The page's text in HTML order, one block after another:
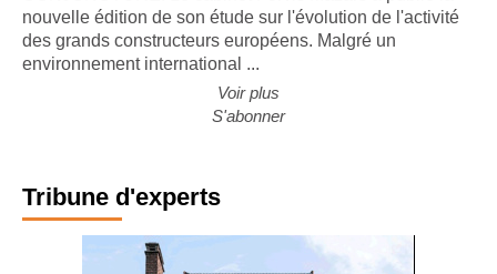
CONJONCTURE. Le cabinet Forvis Mazars a publié la
nouvelle édition de son étude sur l'évolution de l'activité
des grands constructeurs européens. Malgré un
Voir plus
Tribune d'experts